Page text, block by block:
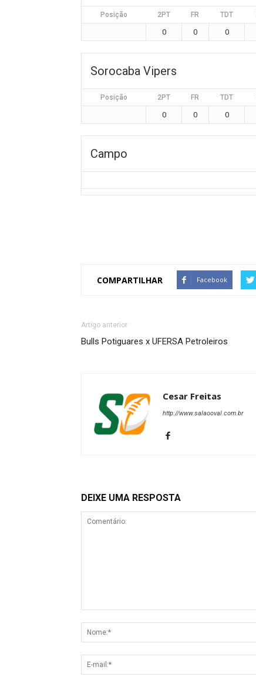
Posição 2PT FR TDT
0 0 0
Sorocaba Vipers
Posição 2PT FR TDT
0 0 0
Campo
COMPARTILHAR Facebook
Artigo anterior
Bulls Potiguares x UFERSA Petroleiros
Cesar Freitas
http://www.salaooval.com.br
DEIXE UMA RESPOSTA